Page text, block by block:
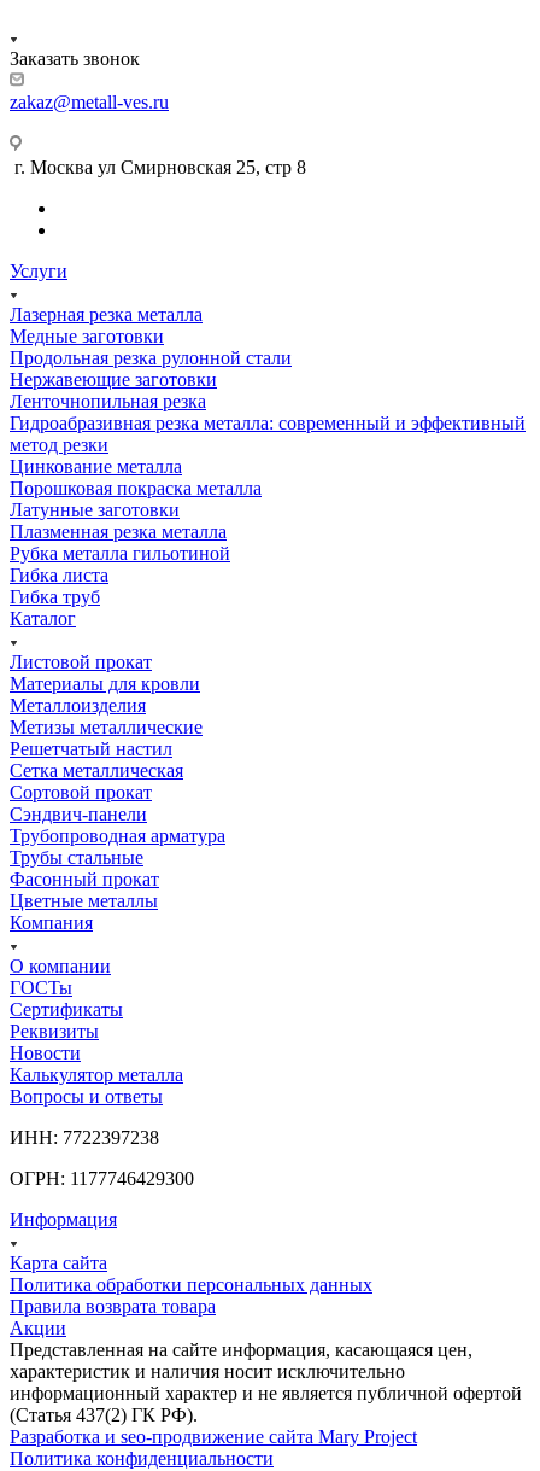
Заказать звонок
zakaz@metall-ves.ru
г. Москва ул Смирновская 25, стр 8
Услуги
Лазерная резка металла
Медные заготовки
Продольная резка рулонной стали
Нержавеющие заготовки
Ленточнопильная резка
Гидроабразивная резка металла: современный и эффективный
метод резки
Цинкование металла
Порошковая покраска металла
Латунные заготовки
Плазменная резка металла
Рубка металла гильотиной
Гибка листа
Гибка труб
Каталог
Листовой прокат
Материалы для кровли
Металлоизделия
Метизы металлические
Решетчатый настил
Сетка металлическая
Сортовой прокат
Сэндвич-панели
Трубопроводная арматура
Трубы стальные
Фасонный прокат
Цветные металлы
Компания
О компании
ГОСТы
Сертификаты
Реквизиты
Новости
Калькулятор металла
Вопросы и ответы
ИНН: 7722397238
ОГРН: 1177746429300
Информация
Карта сайта
Политика обработки персональных данных
Правила возврата товара
Акции
Представленная на сайте информация, касающаяся цен,
характеристик и наличия носит исключительно
информационный характер и не является публичной офертой
(Статья 437(2) ГК РФ).
Разработка и seo-продвижение сайта Mary Project
Политика конфиденциальности